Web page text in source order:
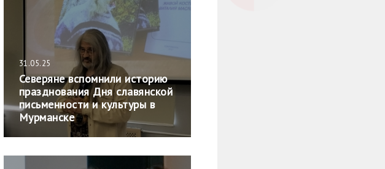
31.05.25
Северяне вспомнили историю
празднования Дня славянской
письменности и культуры в
Мурманске